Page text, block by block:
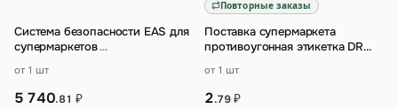
Система безопасности EAS для
супермаркетов…
от 1 шт
5 740.81 ₽
Повторные заказы
Поставка супермаркета
противоугонная этикетка DR
ZLAPXS2 импор
от 1 шт
2.79₽